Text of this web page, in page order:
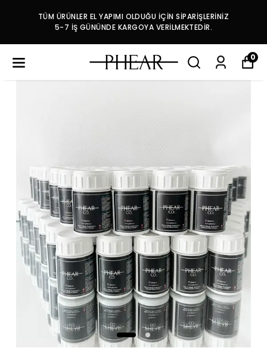
TÜM ÜRÜNLER EL YAPIMI OLDUĞU İÇİN SİPARİŞLERİNİZ
5-7 İŞ GÜNÜNDE KARGOYA VERİLMEKTEDİR.
0